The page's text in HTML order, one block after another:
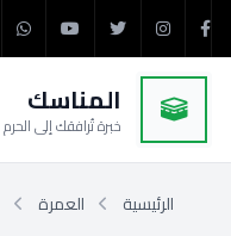
المناسك
خبرة تُرافقك إلى الحرم
الرئيسية العمرة